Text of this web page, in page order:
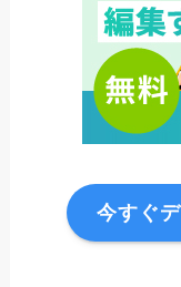
今すぐ